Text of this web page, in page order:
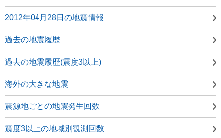
2012年04月28日の地震情報
過去の地震履歴
過去の地震履歴(震度3以上)
海外の大きな地震
震源地ごとの地震発生回数
震度3以上の地域別観測回数